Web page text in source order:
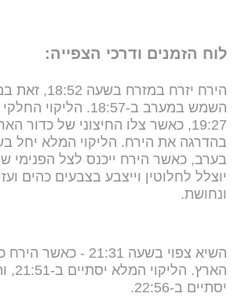
לוח הזמנים ודרכי הצפייה:
הירח יזרח
השמש במערב ב-18:57.
19:27, כאשר צלו החיצוני של כדור
בהדרגה את הירח. הליקוי המלא יחל
בערב, כאשר הירח ייכנס לצל הפנימי
יוצלל לחלוטין וייצבע בצבעים כהים
ונחושת.
השיא צפוי בשעה 21:31 -
הארץ.
יסתיים ב-22:56.